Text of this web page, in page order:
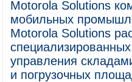
Motorola Solutions
мобильных
Motorola Solutions
управления
и погрузочных